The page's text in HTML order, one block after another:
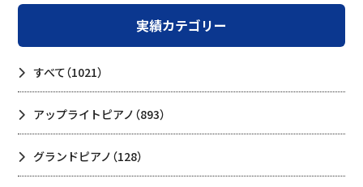
実績カテゴリー
すべて（1021）
アップライトピアノ （893）
グランドピアノ （128）